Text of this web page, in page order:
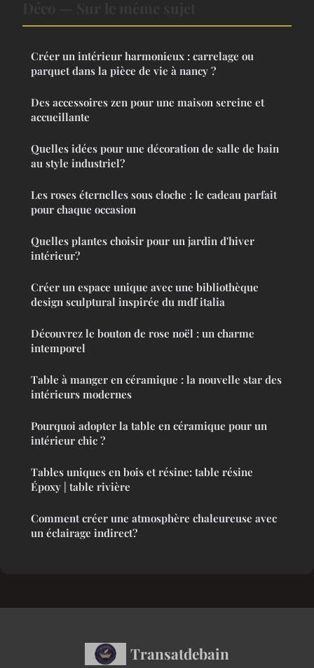
Créer un intérieur harmonieux : carrelage ou
parquet dans la pièce de vie à nancy ?
Des accessoires zen pour une maison sereine et
accueillante
Quelles idées pour une décoration de salle de bain
au style industriel?
Les roses éternelles sous cloche : le cadeau parfait
pour chaque occasion
Quelles plantes choisir pour un jardin d'hiver
intérieur?
Créer un espace unique avec une bibliothèque
design sculptural inspirée du mdf italia
Découvrez le bouton de rose noël : un charme
intemporel
Table à manger en céramique : la nouvelle star des
intérieurs modernes
Pourquoi adopter la table en céramique pour un
intérieur chic ?
Tables uniques en bois et résine: table résine
Époxy | table rivière
Comment créer une atmosphère chaleureuse avec
un éclairage indirect?
Transatdebain